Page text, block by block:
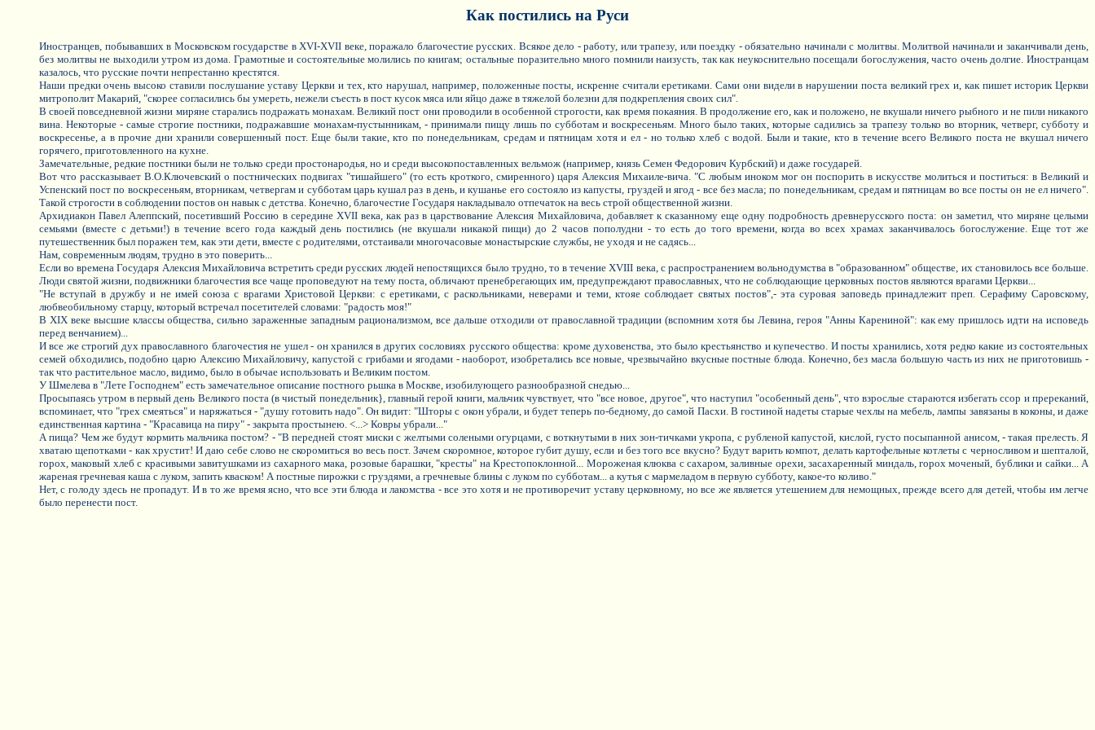
Как постились на Руси
Иностранцев, побывавших в Московском государстве в XVI-XVII веке, поражало благочестие русских. Всякое дело - работу, или трапезу, или поездку - обязательно начинали с молитвы. Молитвой начинали и заканчивали день,
без молитвы не выходили утром из дома. Грамотные и состоятельные молились по книгам; остальные поразительно много помнили наизусть, так как неукоснительно посещали богослужения, часто очень долгие. Иностранцам
казалось, что русские почти непрестанно крестятся.
Наши предки очень высоко ставили послушание уставу Церкви и тех, кто нарушал, например, положенные посты, искренне считали еретиками. Сами они видели в нарушении поста великий грех и, как пишет историк Церкви
митрополит Макарий, "скорее согласились бы умереть, нежели съесть в пост кусок мяса или яйцо даже в тяжелой болезни для подкрепления своих сил".
В своей повседневной жизни миряне старались подражать монахам. Великий пост они проводили в особенной строгости, как время покаяния. В продолжение его, как и положено, не вкушали ничего рыбного и не пили никакого
вина. Некоторые - самые строгие постники, подражавшие монахам-пустынникам, - принимали пищу лишь по субботам и воскресеньям. Много было таких, которые садились за трапезу только во вторник, четверг, субботу и
воскресенье, а в прочие дни хранили совершенный пост. Еще были такие, кто по понедельникам, средам и пятницам хотя и ел - но только хлеб с водой. Были и такие, кто в течение всего Великого поста не вкушал ничего
горячего, приготовленного на кухне.
Замечательные, редкие постники были не только среди простонародья, но и среди высокопоставленных вельмож (например, князь Семен Федорович Курбский) и даже государей.
Вот что рассказывает В.О.Ключевский о постнических подвигах "тишайшего" (то есть кроткого, смиренного) царя Алексия Михаиле-вича. "С любым иноком мог он поспорить в искусстве молиться и поститься: в Великий и
Успенский пост по воскресеньям, вторникам, четвергам и субботам царь кушал раз в день, и кушанье его состояло из капусты, груздей и ягод - все без масла; по понедельникам, средам и пятницам во все посты он не ел ничего".
Такой строгости в соблюдении постов он навык с детства. Конечно, благочестие Государя накладывало отпечаток на весь строй общественной жизни.
Архидиакон Павел Алеппский, посетивший Россию в середине XVII века, как раз в царствование Алексия Михайловича, добавляет к сказанному еще одну подробность древнерусского поста: он заметил, что миряне целыми
семьями (вместе с детьми!) в течение всего года каждый день постились (не вкушали никакой пищи) до 2 часов пополудни - то есть до того времени, когда во всех храмах заканчивалось богослужение. Еще тот же
путешественник был поражен тем, как эти дети, вместе с родителями, отстаивали многочасовые монастырские службы, не уходя и не садясь...
Нам, современным людям, трудно в это поверить...
Если во времена Государя Алексия Михайловича встретить среди русских людей непостящихся было трудно, то в течение XVIII века, с распространением вольнодумства в "образованном" обществе, их становилось все больше.
Люди святой жизни, подвижники благочестия все чаще проповедуют на тему поста, обличают пренебрегающих им, предупреждают православных, что не соблюдающие церковных постов являются врагами Церкви...
"Не вступай в дружбу и не имей союза с врагами Христовой Церкви: с еретиками, с раскольниками, неверами и теми, ктояе соблюдает святых постов",- эта суровая заповедь принадлежит преп. Серафиму Саровскому,
любвеобильному старцу, который встречал посетителей словами: "радость моя!"
В XIX веке высшие классы общества, сильно зараженные западным рационализмом, все дальше отходили от православной традиции (вспомним хотя бы Левина, героя "Анны Карениной": как ему пришлось идти на исповедь
перед венчанием)...
И все же строгий дух православного благочестия не ушел - он хранился в других сословиях русского общества: кроме духовенства, это было крестьянство и купечество. И посты хранились, хотя редко какие из состоятельных
семей обходились, подобно царю Алексию Михайловичу, капустой с грибами и ягодами - наоборот, изобретались все новые, чрезвычайно вкусные постные блюда. Конечно, без масла большую часть из них не приготовишь -
так что растительное масло, видимо, было в обычае использовать и Великим постом.
У Шмелева в "Лете Господнем" есть замечательное описание постного рьшка в Москве, изобилующего разнообразной снедью...
Просыпаясь утром в первый день Великого поста (в чистый понедельник}, главный герой книги, мальчик чувствует, что "все новое, другое", что наступил "особенный день", что взрослые стараются избегать ссор и пререканий,
вспоминает, что "грех смеяться" и наряжаться - "душу готовить надо". Он видит: "Шторы с окон убрали, и будет теперь по-бедному, до самой Пасхи. В гостиной надеты старые чехлы на мебель, лампы завязаны в коконы, и даже
единственная картина - "Красавица на пиру" - закрыта простынею. <...> Ковры убрали..."
А пища? Чем же будут кормить мальчика постом? - "В передней стоят миски с желтыми солеными огурцами, с воткнутыми в них зон-тичками укропа, с рубленой капустой, кислой, густо посыпанной анисом, - такая прелесть. Я
хватаю щепотками - как хрустит! И даю себе слово не скоромиться во весь пост. Зачем скоромное, которое губит душу, если и без того все вкусно? Будут варить компот, делать картофельные котлеты с черносливом и шепталой,
горох, маковый хлеб с красивыми завитушками из сахарного мака, розовые барашки, "кресты" на Крестопоклонной... Мороженая клюква с сахаром, заливные орехи, засахаренный миндаль, горох моченый, бублики и сайки... А
жареная гречневая каша с луком, запить кваском! А постные пирожки с груздями, а гречневые блины с луком по субботам... а кутья с мармеладом в первую субботу, какое-то коливо."
Нет, с голоду здесь не пропадут. И в то же время ясно, что все эти блюда и лакомства - все это хотя и не противоречит уставу церковному, но все же является утешением для немощных, прежде всего для детей, чтобы им легче
было перенести пост.